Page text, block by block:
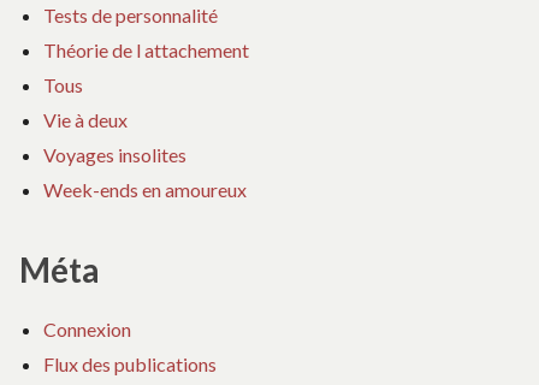
Tests de personnalité
Théorie de l attachement
Tous
Vie à deux
Voyages insolites
Week-ends en amoureux
Méta
Connexion
Flux des publications